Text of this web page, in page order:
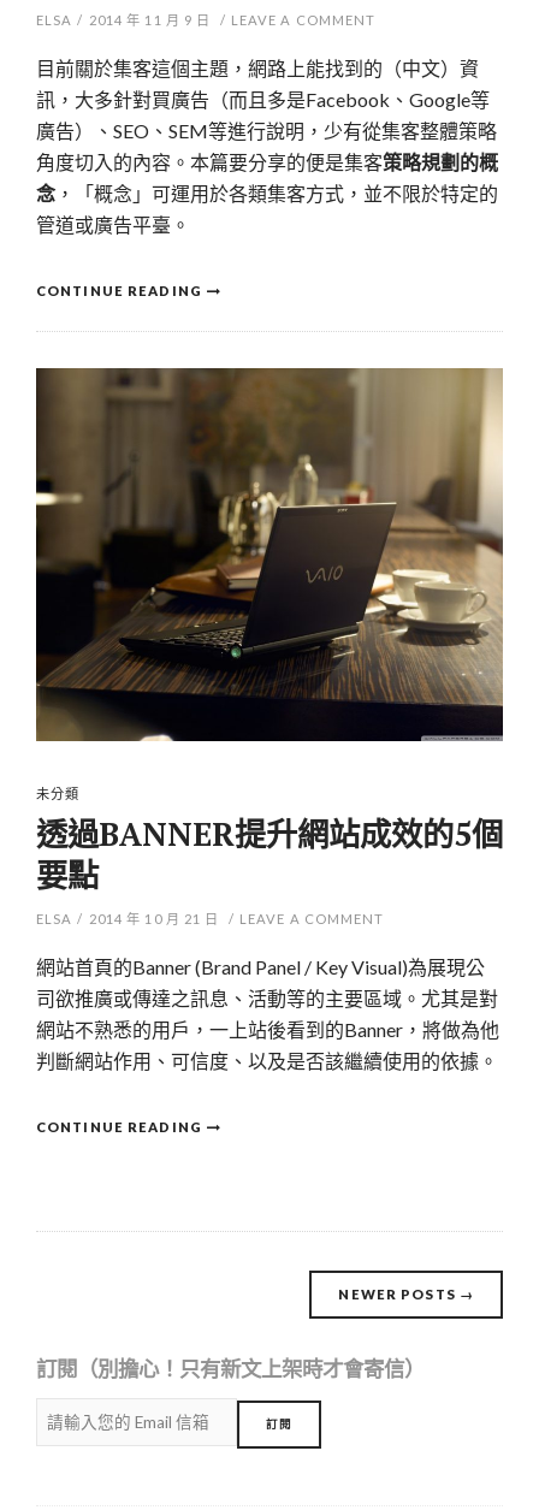
ELSA / 2014 年 11 月 9 日 / LEAVE A COMMENT
目前關於集客這個主題，網路上能找到的（中文）資
訊，大多針對買廣告（而且多是Facebook、Google等
廣告）、SEO、SEM等進行說明，少有從集客整體策略
角度切入的內容。本篇要分享的便是集客策略規劃的概
念 ，「概念」可運用於各類集客方式，並不限於特定的
管道或廣告平臺。
CONTINUE READING
未分類
透過BANNER提升網站成效的5個
要點
ELSA / 2014 年 10 月 21 日 / LEAVE A COMMENT
網站首頁的Banner (Brand Panel / Key Visual)為展現公
司欲推廣或傳達之訊息、活動等的主要區域。尤其是對
網站不熟悉的用戶，一上站後看到的Banner，將做為他
判斷網站作用、可信度、以及是否該繼續使用的依據。
CONTINUE READING
NEWER POSTS →
訂閱（別擔心！只有新文上架時才會寄信）